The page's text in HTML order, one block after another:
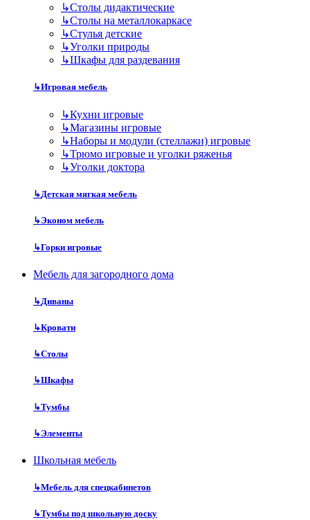
↳Столы дидактические
↳Столы на металлокаркасе
↳Стулья детские
↳Уголки природы
↳Шкафы для раздевания
↳Игровая мебель
↳Кухни игровые
↳Магазины игровые
↳Наборы и модули (стеллажи) игровые
↳Трюмо игровые и уголки ряженья
↳Уголки доктора
↳Детская мягкая мебель
↳Эконом мебель
↳Горки игровые
Мебель для загородного дома
↳Диваны
↳Кровати
↳Столы
↳Шкафы
↳Тумбы
↳Элементы
Школьная мебель
↳Мебель для спецкабинетов
↳Тумбы под школьную доску